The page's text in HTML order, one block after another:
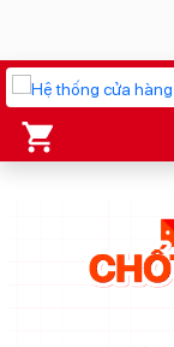
iPhone 17
AirTag 2